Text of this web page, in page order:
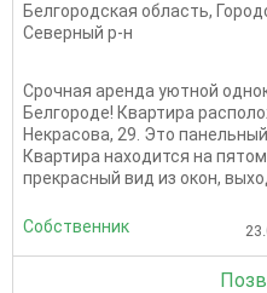
Белгородская область,
Северный р-н
Срочная аренда уютной
Белгороде! Квартира
Некрасова, 29. Это
Квартира находится на
прекрасный вид из окон,
Собственник